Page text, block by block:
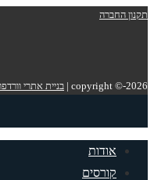
תקנון החברה
copyright ©-2026 | בניית אתרי
אודות
קורסים